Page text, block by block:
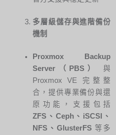
多層級儲存與進階備份
機制
Proxmox Backup
Server（PBS）
與
Proxmox VE 完整整
合，提供專業備份與還
原功能，支援包括
ZFS、Ceph、iSCSI、
NFS、GlusterFS 等多